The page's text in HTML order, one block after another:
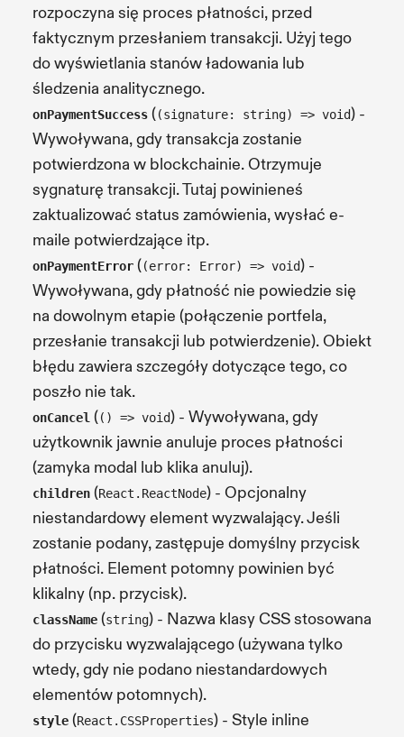
rozpoczyna się proces płatności, przed
faktycznym przesłaniem transakcji. Użyj tego
do wyświetlania stanów ładowania lub
śledzenia analitycznego.
onPaymentSuccess ((signature: string) => void) -
Wywoływana, gdy transakcja zostanie
potwierdzona w blockchainie. Otrzymuje
sygnaturę transakcji. Tutaj powinieneś
zaktualizować status zamówienia, wysłać e-
maile potwierdzające itp.
onPaymentError ((error: Error) => void) -
Wywoływana, gdy płatność nie powiedzie się
na dowolnym etapie (połączenie portfela,
przesłanie transakcji lub potwierdzenie). Obiekt
błędu zawiera szczegóły dotyczące tego, co
poszło nie tak.
onCancel (() => void) - Wywoływana, gdy
użytkownik jawnie anuluje proces płatności
(zamyka modal lub klika anuluj).
children (React.ReactNode) - Opcjonalny
niestandardowy element wyzwalający. Jeśli
zostanie podany, zastępuje domyślny przycisk
płatności. Element potomny powinien być
klikalny (np. przycisk).
className (string) - Nazwa klasy CSS stosowana
do przycisku wyzwalającego (używana tylko
wtedy, gdy nie podano niestandardowych
elementów potomnych).
style (React.CSSProperties) - Style inline